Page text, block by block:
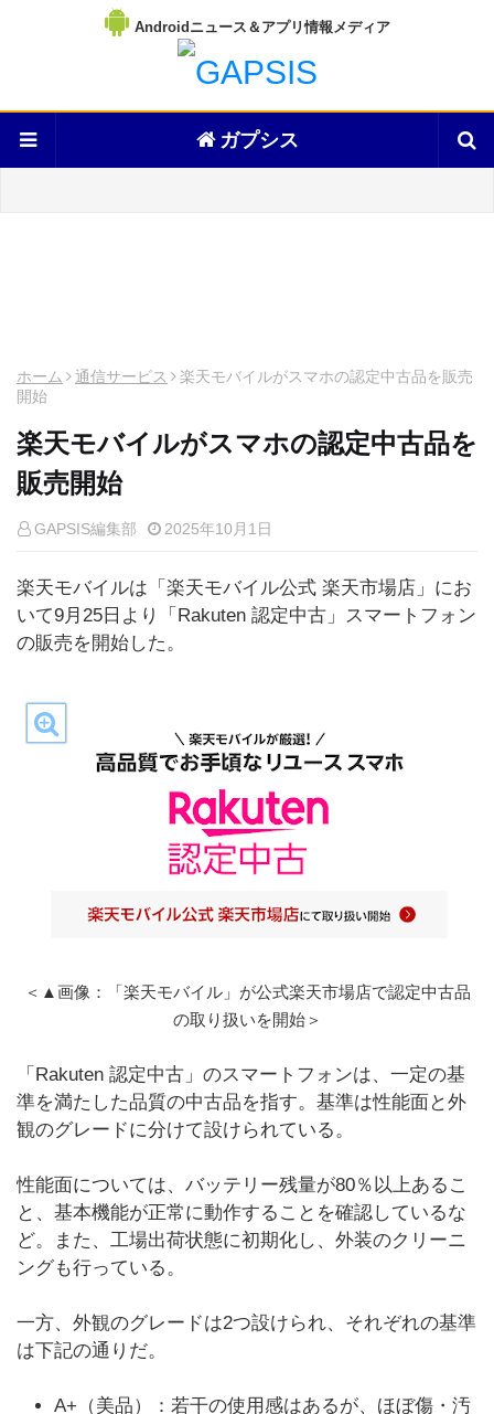
Androidニュース＆アプリ情報メディア
ガプシス
ホーム 通信サービス
楽天モバイルがスマホの認定中古品を販売
開始
楽天モバイルがスマホの認定中古品を
販売開始
GAPSIS編集部 2025年10月1日
楽天モバイルは「楽天モバイル公式 楽天市場店」にお
いて9月25日より「Rakuten 認定中古」スマートフォン
の販売を開始した。
＜▲画像：「楽天モバイル」が公式楽天市場店で認定中古品
の取り扱いを開始＞
「Rakuten 認定中古」のスマートフォンは、一定の基
準を満たした品質の中古品を指す。基準は性能面と外
観のグレードに分けて設けられている。
性能面については、バッテリー残量が80％以上あるこ
と、基本機能が正常に動作することを確認しているな
ど。また、工場出荷状態に初期化し、外装のクリーニ
ングも行っている。
一方、外観のグレードは2つ設けられ、それぞれの基準
は下記の通りだ。
A+（美品）：若干の使用感はあるが、ほぼ傷・汚